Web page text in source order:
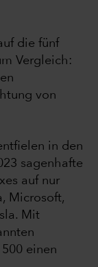
die fünf
Vergleich:
von
in den
sagenhafte
auf nur
Microsoft,
Mit
einen